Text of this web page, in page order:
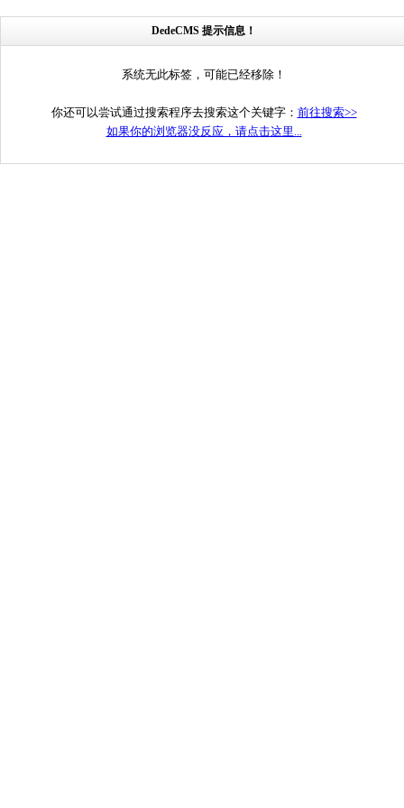
DedeCMS 提示信息！
系统无此标签，可能已经移除！
你还可以尝试通过搜索程序去搜索这个关键字： 前往搜索>>
如果你的浏览器没反应，请点击这里...